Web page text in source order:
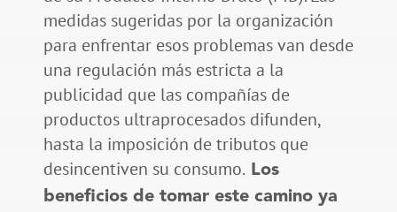
medidas sugeridas por la organización
para enfrentar esos problemas van desde
una regulación más estricta a la
publicidad que las compañías de
productos ultraprocesados difunden,
hasta la imposición de tributos que
desincentiven su consumo. Los
beneficios de tomar este camino ya